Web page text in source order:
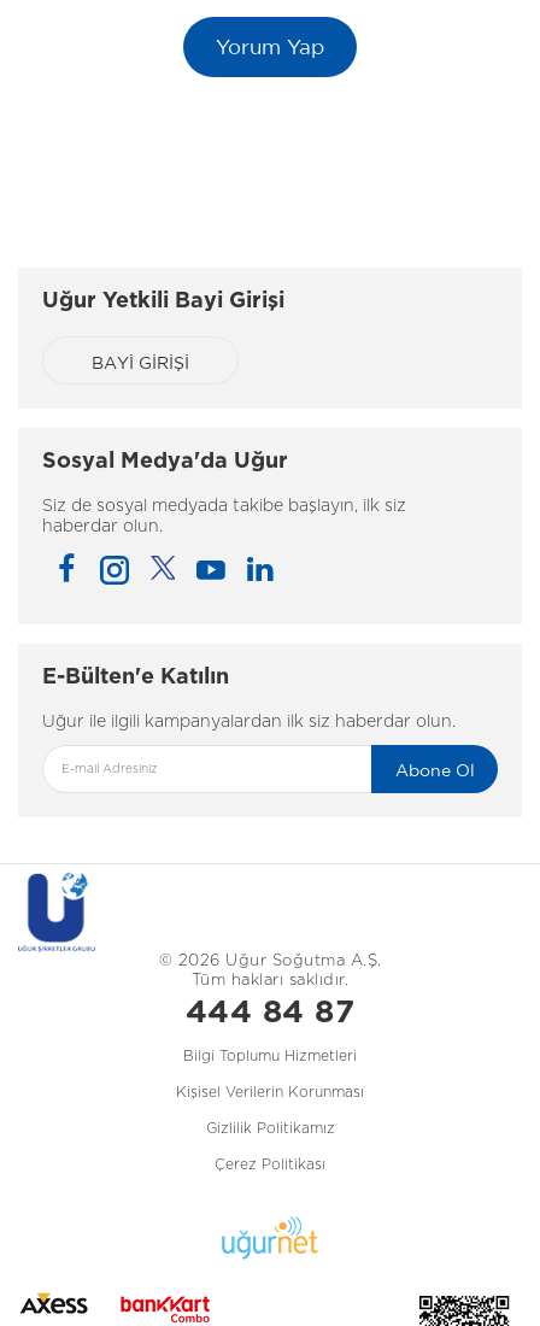
Uğur Yetkili Bayi Girişi
BAYİ GİRİŞİ
Sosyal Medya'da Uğur
Siz de sosyal medyada takibe başlayın, ilk siz
haberdar olun.
E-Bülten'e Katılın
Uğur ile ilgili kampanyalardan ilk siz haberdar olun.
Abone Ol
© 2026 Uğur Soğutma A.Ş.
Tüm hakları saklıdır.
444 84 87
Bilgi Toplumu Hizmetleri
Kişisel Verilerin Korunması
Gizlilik Politikamız
Çerez Politikası